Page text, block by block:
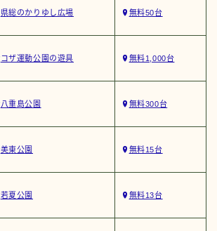
県総のかりゆし広場 無料50台
コザ運動公園の遊具 無料1,000台
八重島公園 無料300台
美東公園 無料15台
若夏公園 無料13台